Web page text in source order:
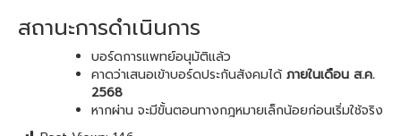
สถานะการดำเนินการ
บอร์ดการแพทย์อนุมัติแล้ว
คาดว่าเสนอเข้าบอร์ดประกันสังคมได้ ภายในเดือน ส.ค.
2568
หากผ่าน จะมีขั้นตอนทางกฎหมายเล็กน้อยก่อนเริ่มใช้จริง